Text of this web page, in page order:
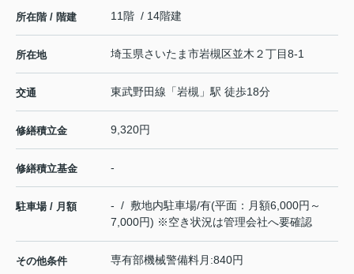
所在階 / 階建 11階 / 14階建
所在地 埼玉県さいたま市岩槻区並木 ２丁目8-1
交通 東武野田線 「岩槻 」駅 徒歩18分
修繕積立金 9,320円
修繕積立基金 -
駐車場 / 月額
- / 敷地内駐車場/有(平面：月額6,000円～
7,000円) ※空き状況は管理会社へ要確認
その他条件 専有部機械警備料月:840円